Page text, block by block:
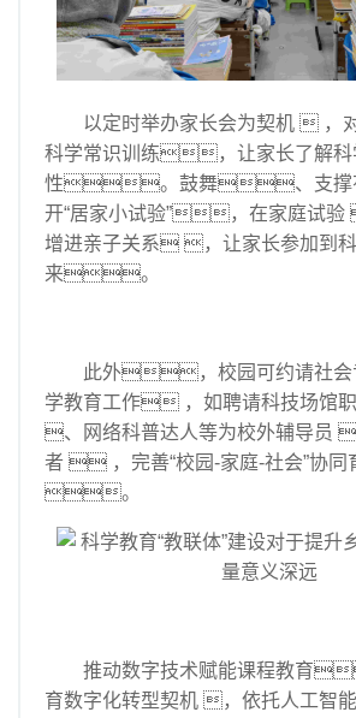
以定时举办家长会为契机  ，
科学常识训练，让家长了解科
性。鼓舞、支撑有
开“居家小试验”，在家庭试验
增进亲子关系 ，让家长参加到
来。
此外，校园可约请社会
学教育工作 ，如聘请科技场
、网络科普达人等为校外辅导员
者  ，完善“校园-家庭-社会”协同
。
推动数字技术赋能课程教育
育数字化转型契机 ，依托人工